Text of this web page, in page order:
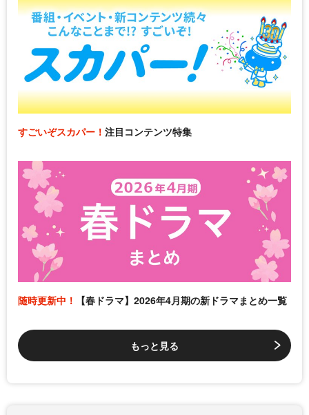
すごいぞスカパー！ 注目コンテンツ特集
随時更新中！ 【春ドラマ】2026年4月期の新ドラマまとめ一覧
もっと見る